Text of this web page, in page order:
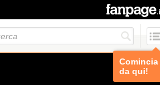
Comincia
da qui!